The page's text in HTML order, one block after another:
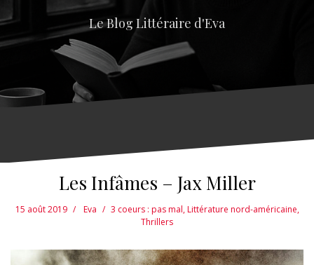
Le Blog Littéraire d'Eva
Les Infâmes – Jax Miller
15 août 2019 Eva 3 coeurs : pas mal,Littérature nord-américaine,
Thrillers